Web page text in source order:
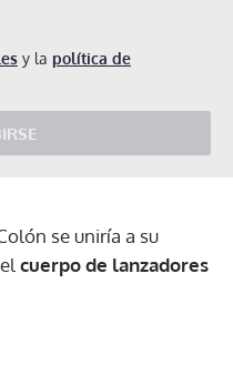
y la política de
se uniría a su
cuerpo de lanzadores